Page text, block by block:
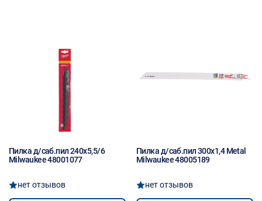
Пилка д/саб.пил 240x5,5/6
Milwaukee 48001077
нет отзывов
Пилка д/саб.пил 300x1,4 Metal
Milwaukee 48005189
нет отзывов